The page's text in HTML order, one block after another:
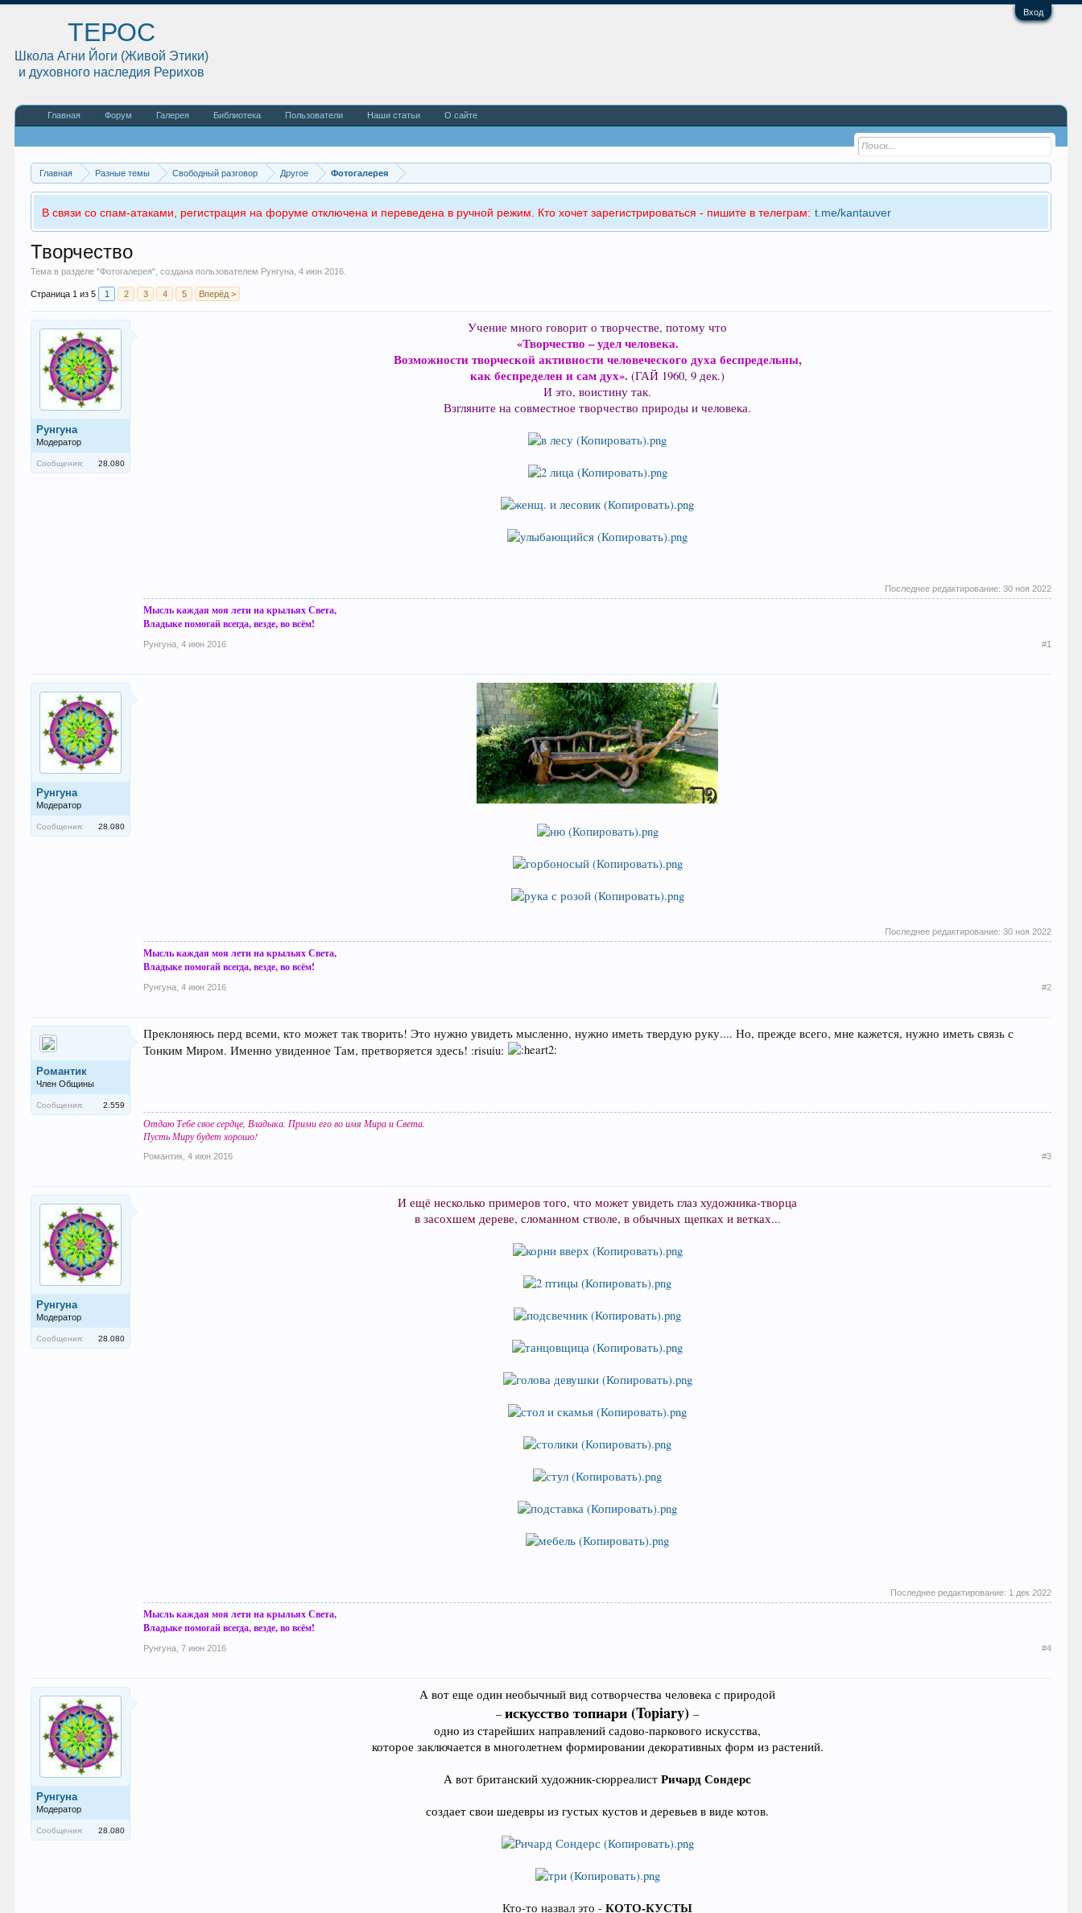
Вход
Главная Разные темы Свободный разговор Другое Фотогалерея
В связи со спам-атаками, регистрация на форуме отключена и переведена в ручной режим. Кто хочет зарегистрироваться - пишите в телеграм: t.me/kantauver
Творчество
Тема в разделе "Фотогалерея", создана пользователем Рунгуна ,4 июн 2016
Страница 1 из 5 1 2 3 4 5 Вперёд >
Рунгуна
Модератор
Сообщения: 28.080
Учение много говорит о творчестве, потому что
«Творчество – удел человека.
Возможности творческой активности человеческого духа беспредельны,
как беспределен и сам дух». (ГАЙ 1960, 9 дек.)
И это, воистину так.
Взгляните на совместное творчество природы и человека.
Последнее редактирование: 30 ноя 2022
Мысль каждая моя лети на крыльях Света,
Владыке помогай всегда, везде, во всём!
Рунгуна 4 июн 2016 #1
Рунгуна
Модератор
Сообщения: 28.080
Последнее редактирование: 30 ноя 2022
Мысль каждая моя лети на крыльях Света,
Владыке помогай всегда, везде, во всём!
Рунгуна 4 июн 2016 #2
Романтик
Член Общины
Сообщения: 2.559
Преклоняюсь перд всеми, кто может так творить! Это нужно увидеть мысленно, нужно иметь твердую руку.... Но, прежде всего, мне кажется, нужно иметь связь с
Тонким Миром. Именно увиденное Там, претворяется здесь! :risuiu:
Отдаю Тебе свое сердце, Владыка. Прими его во имя Мира и Света.
Пусть Миру будет хорошо!
Романтик 4 июн 2016 #3
Рунгуна
Модератор
Сообщения: 28.080
И ещё несколько примеров того, что может увидеть глаз художника-творца
в засохшем дереве, сломанном стволе, в обычных щепках и ветках...
Последнее редактирование: 1 дек 2022
Мысль каждая моя лети на крыльях Света,
Владыке помогай всегда, везде, во всём!
Рунгуна 7 июн 2016 #4
Рунгуна
Модератор
Сообщения: 28.080
А вот еще один необычный вид сотворчества человека с природой
–искусство топиари (Topiary) –
одно из старейших направлений садово-паркового искусства,
которое заключается в многолетнем формировании декоративных форм из растений.
А вот британский художник-сюрреалист Ричард Сондерс
создает свои шедевры из густых кустов и деревьев в виде котов.
Кто-то назвал это - КОТО-КУСТЫ
ТЕРОС
Школа Агни Йоги (Живой Этики)
и духовного наследия Рерихов
Главная Форум Галерея Библиотека Пользователи Наши статьи О сайте